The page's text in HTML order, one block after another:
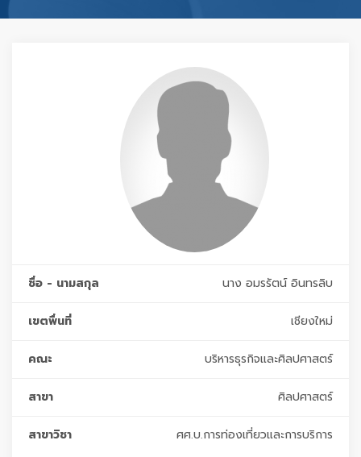
ชื่อ - นามสกุล นาง อมรรัตน์ อินทรลิบ
เขตพื่นที่ เชียงใหม่
คณะ บริหารธุรกิจและศิลปศาสตร์
สาขา ศิลปศาสตร์
สาขาวิชา ศศ.บ.การท่องเที่ยวและการบริการ